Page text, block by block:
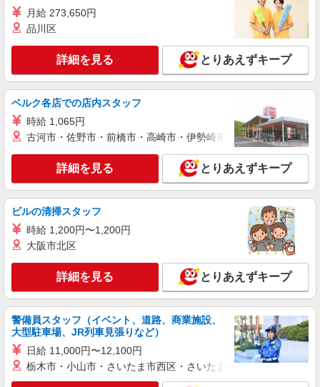
有）★ ゜・。○。・゜+゜・。○。・゜+゜
キープ 詳細を見る
派遣社員
株式会社シエロ
【softbank】人気機種に詳しくなれる携帯販
売
時給未経験：1250円 経験者：1300円〜 ※残業
代支給 ★交通費別途支給（規定あり） ゜+゜・。
○。・゜+゜・。○。・゜+゜ 入社祝い金10万円支
給(規定有) ★月2回払い・週払い可能（規程有）★
゜・。○。・゜+゜・。○。・゜+゜
鹿児島県薩摩川内市のsoftbankショップ
キープ 詳細を見る
契約社員
家電量販店内の携帯販売スタッフ
月給 247,340円 〜 247,340円 試用期間なし ※
経験・能力による 【試用期間】時給 0 円 〜 0 円
■ソフトバンク販売契約社員【薩摩川内市エリ
ア】 鹿児島県薩摩川内市
キープ 詳細を見る
正社員
月給 273,650円
品川区
詳細を見る とりあえずキープ
ベルク各店での店内スタッフ
時給 1,065円
古河市・佐野市・前橋市・高崎市・伊勢崎市・太田市・館林市
詳細を見る とりあえずキープ
ビルの清掃スタッフ
時給 1,200円〜1,200円
大阪市北区
詳細を見る とりあえずキープ
警備員スタッフ（イベント、道路、商業施設、
大型駐車場、JR列車見張りなど）
日給 11,000円〜12,100円
栃木市・小山市・さいたま市西区・さいたま市岩槻区・久喜市・